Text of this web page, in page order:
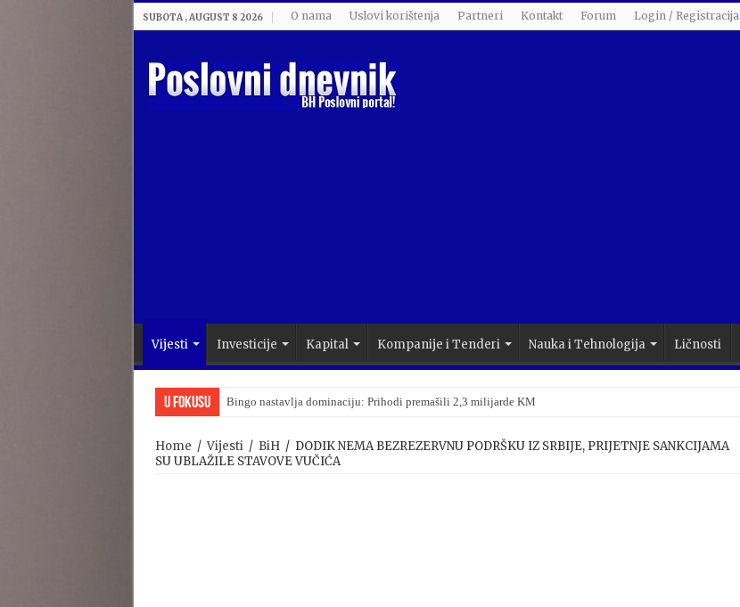
SUBOTA , AUGUST 8 2026 O nama Uslovi korištenja Partneri Kontakt Forum Login / Registracija
Vijesti Investicije Kapital Kompanije i Tenderi Nauka i Tehnologija Ličnosti
U Fokusu Bingo nastavlja dominaciju: Prihodi premašili 2,3 milijarde KM
Home / Vijesti / BiH / DODIK NEMA BEZREZERVNU PODRŠKU IZ SRBIJE, PRIJETNJE SANKCIJAMA
SU UBLAŽILE STAVOVE VUČIĆA